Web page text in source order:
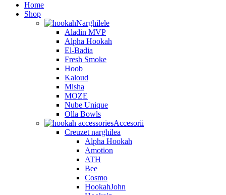
Home
Shop
Narghilele
Aladin MVP
Alpha Hookah
El-Badia
Fresh Smoke
Hoob
Kaloud
Misha
MOZE
Nube Unique
Olla Bowls
Accesorii
Creuzet narghilea
Alpha Hookah
Amotion
ATH
Bee
Cosmo
HookahJohn